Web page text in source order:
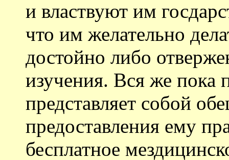
и властвуют им
что им желательно
достойно либо
изучения. Вся же пока
представляет собой
предоставления ему
бесплатное